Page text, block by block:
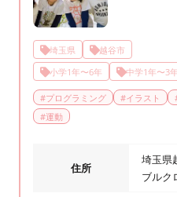
埼玉県
越谷市
小学1年〜6年
中学1年〜3年
#プログラミング #イラスト
#運動
住所
埼玉県
ブルク